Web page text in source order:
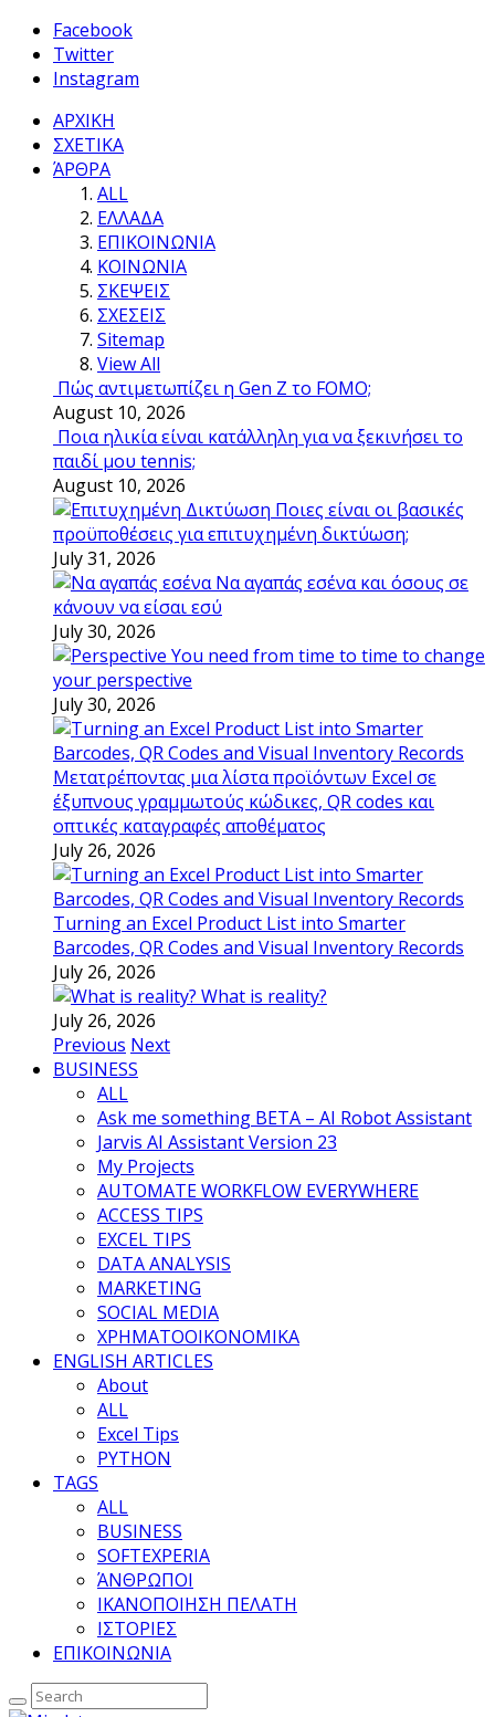
Facebook
Twitter
Instagram
ΑΡΧΙΚΗ
ΣΧΕΤΙΚΑ
ΆΡΘΡΑ
ALL
ΕΛΛΑΔΑ
ΕΠΙΚΟΙΝΩΝΙΑ
ΚΟΙΝΩΝΙΑ
ΣΚΕΨΕΙΣ
ΣΧΕΣΕΙΣ
Sitemap
View All
Πώς αντιμετωπίζει η Gen Z το FOMO;
August 10, 2026
Ποια ηλικία είναι κατάλληλη για να ξεκινήσει το
παιδί μου tennis;
August 10, 2026
Ποιες είναι οι βασικές
προϋποθέσεις για επιτυχημένη δικτύωση;
July 31, 2026
Να αγαπάς εσένα και όσους σε
κάνουν να είσαι εσύ
July 30, 2026
You need from time to time to change
your perspective
July 30, 2026
Μετατρέποντας μια λίστα προϊόντων Excel σε
έξυπνους γραμμωτούς κώδικες, QR codes και
οπτικές καταγραφές αποθέματος
July 26, 2026
Turning an Excel Product List into Smarter
Barcodes, QR Codes and Visual Inventory Records
July 26, 2026
What is reality?
July 26, 2026
Previous Next
BUSINESS
ALL
Ask me something BETA – AI Robot Assistant
Jarvis AI Assistant Version 23
My Projects
AUTOMATE WORKFLOW EVERYWHERE
ACCESS TIPS
EXCEL TIPS
DATA ANALYSIS
MARKETING
SOCIAL MEDIA
ΧΡΗΜΑΤΟΟΙΚΟΝΟΜΙΚΑ
ENGLISH ARTICLES
About
ALL
Excel Tips
PYTHON
TAGS
ALL
BUSINESS
SOFTEXPERIA
ΆΝΘΡΩΠΟΙ
ΙΚΑΝΟΠΟΙΗΣΗ ΠΕΛΑΤΗ
ΙΣΤΟΡΙΕΣ
ΕΠΙΚΟΙΝΩΝΙΑ